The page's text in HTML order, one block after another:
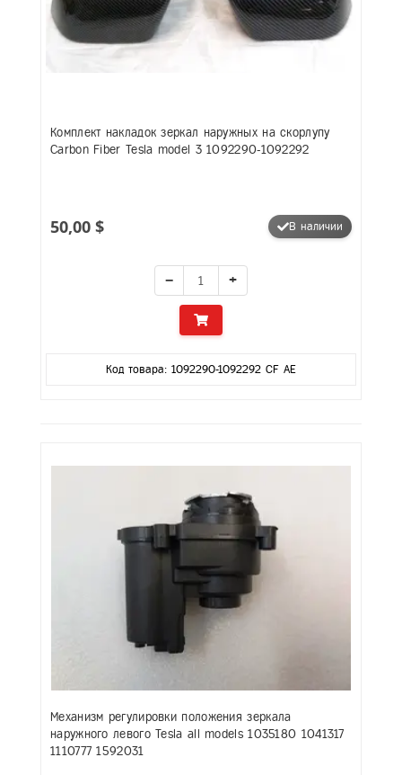
Комплект накладок зеркал наружных на скорлупу
Carbon Fiber Tesla model 3 1092290-1092292
50,00 $ В наличии
− +
Код товара: 1092290-1092292 CF AE
Механизм регулировки положения зеркала
наружного левого Tesla all models 1035180 1041317
1110777 1592031